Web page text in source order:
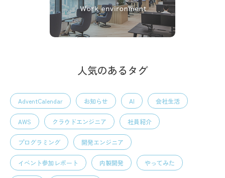
人気のあるタグ
AdventCalendar お知らせ AI 会社生活
AWS クラウドエンジニア 社員紹介
プログラミング 開発エンジニア
イベント参加レポート 内製開発 やってみた